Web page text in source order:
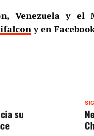
Venezuela y el
y en
su